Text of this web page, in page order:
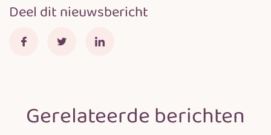
Deel dit nieuwsbericht
Gerelateerde berichten